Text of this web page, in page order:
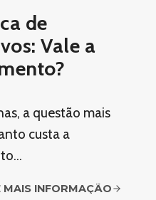
de
Vale a
a questão mais
custa a
MAIS INFORMAÇÃO